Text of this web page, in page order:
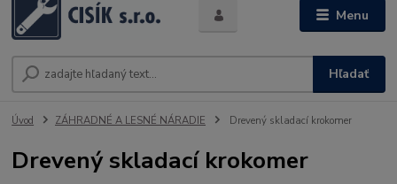
Menu
Hľadať
Úvod ZÁHRADNÉ A LESNÉ NÁRADIE Drevený skladací krokomer
Drevený skladací krokomer